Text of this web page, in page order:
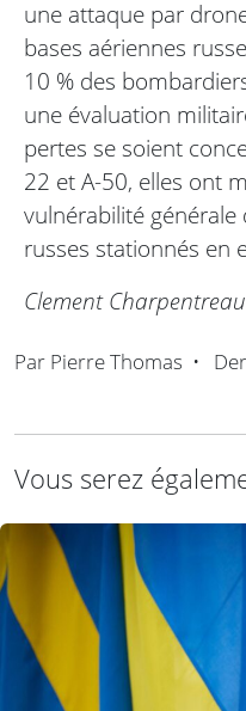
une attaque par
bases aériennes
10 % des
une évaluation
pertes se soient
22 et A-50, elles ont
vulnérabilité
russes stationnés en
Clement Charpentreau
Par Pierre Thomas •
Vous serez